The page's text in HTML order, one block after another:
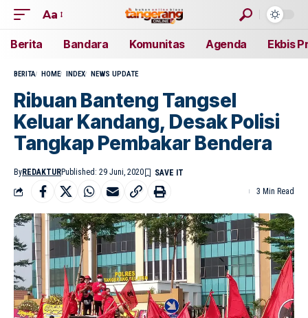
Aa
Berita Bandara Komunitas Agenda Ekbis
BERITA HOME INDEX NEWS UPDATE
Ribuan Banteng Tangsel
Keluar Kandang, Desak Polisi
Tangkap Pembakar Bendera
ByREDAKTURPublished: 29 Juni, 2020
3 Min Read